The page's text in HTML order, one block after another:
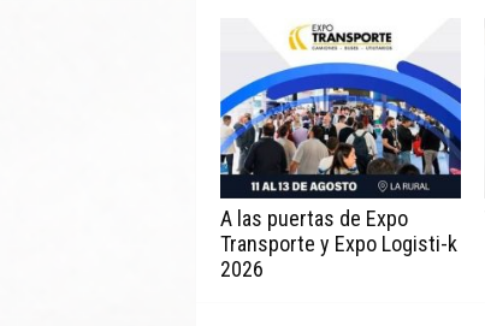
A las puertas de Expo
Transporte y Expo Logisti-k
2026